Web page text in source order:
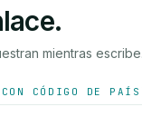
mientras escribe.
CÓDIGO DE